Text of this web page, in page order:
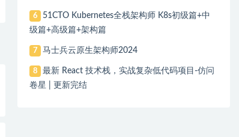
6
51CTO Kubernetes全栈架构师 K8s初级篇+中
级篇+高级篇+架构篇
7 马士兵云原生架构师2024
8
最新 React 技术栈，实战复杂低代码项目-仿问
卷星 | 更新完结